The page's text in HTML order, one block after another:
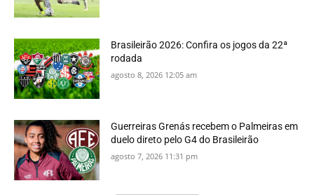
Brasileirão 2026: Confira os jogos da 22ª
rodada
agosto 8, 2026 12:05 am
Guerreiras Grenás recebem o Palmeiras em
duelo direto pelo G4 do Brasileirão
agosto 7, 2026 11:31 pm